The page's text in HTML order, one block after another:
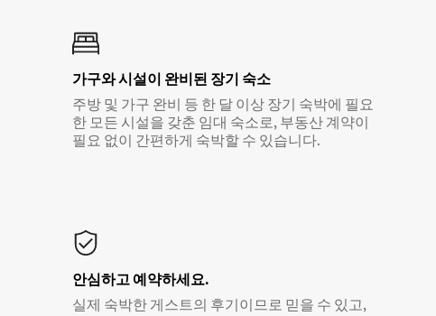
가구와 시설이 완비된 장기 숙소
주방 및 가구 완비 등 한 달 이상 장기 숙박에 필요
한 모든 시설을 갖춘 임대 숙소로, 부동산 계약이
필요 없이 간편하게 숙박할 수 있습니다.
안심하고 예약하세요.
실제 숙박한 게스트의 후기이므로 믿을 수 있고,